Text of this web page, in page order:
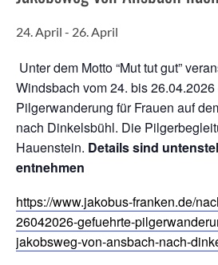
24. April - 26. April
Unter dem Motto “Mut tut gut”
Windsbach vom 24. bis
Pilgerwanderung für Frauen auf
nach Dinkelsbühl. Die
Hauenstein. Details sind
entnehmen
https://www.jakobus-franken.de/
26042026-gefuehrte-
jakobsweg-von-ansbach-nach-